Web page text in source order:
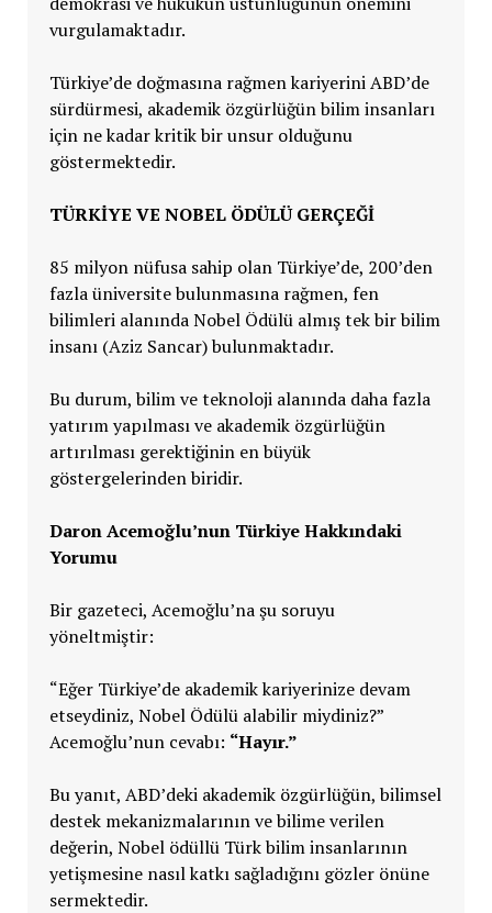
vurgulamaktadır.
Türkiye’de doğmasına rağmen kariyerini ABD’de
sürdürmesi, akademik özgürlüğün bilim insanları
için ne kadar kritik bir unsur olduğunu
göstermektedir.
TÜRKIYE VE NOBEL ÖDÜLÜ GERÇEĞI
85 milyon nüfusa sahip olan Türkiye’de, 200’den
fazla üniversite bulunmasına rağmen, fen
bilimleri alanında Nobel Ödülü almış tek bir bilim
insanı (Aziz Sancar) bulunmaktadır.
Bu durum, bilim ve teknoloji alanında daha fazla
yatırım yapılması ve akademik özgürlüğün
artırılması gerektiğinin en büyük
göstergelerinden biridir.
Daron Acemoğlu’nun Türkiye Hakkındaki
Yorumu
Bir gazeteci, Acemoğlu’na şu soruyu
yöneltmiştir:
“Eğer Türkiye’de akademik kariyerinize devam
etseydiniz, Nobel Ödülü alabilir miydiniz?”
Acemoğlu’nun cevabı: “Hayır.”
Bu yanıt, ABD’deki akademik özgürlüğün, bilimsel
destek mekanizmalarının ve bilime verilen
değerin, Nobel ödüllü Türk bilim insanlarının
yetişmesine nasıl katkı sağladığını gözler önüne
sermektedir.